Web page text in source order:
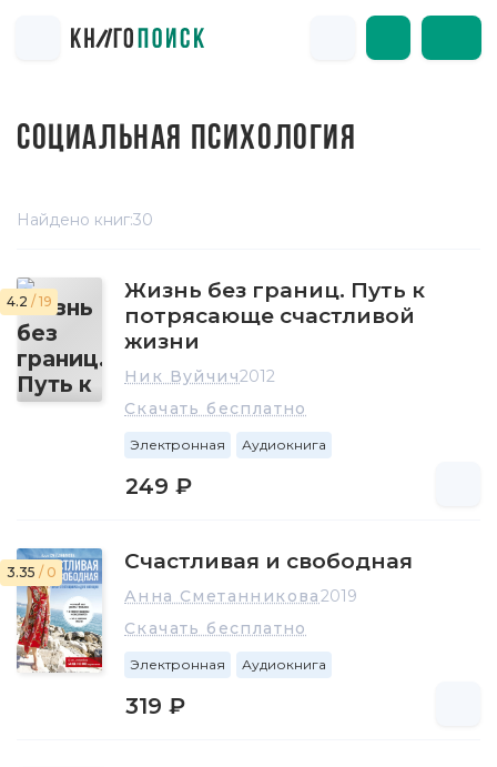
СОЦИАЛЬНАЯ ПСИХОЛОГИЯ
Найдено книг:30
4.2 / 19
Жизнь без границ. Путь к
потрясающе счастливой
жизни
Ник Вуйчич2012
Скачать бесплатно
Электронная Аудиокнига
249 ₽
3.35 / 0 Счастливая и свободная
Анна Сметанникова2019
Скачать бесплатно
Электронная Аудиокнига
319 ₽